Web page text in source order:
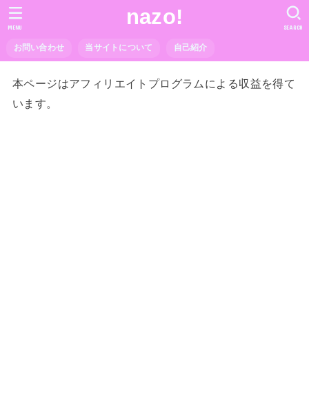
nazo!
お問い合わせ 当サイトについて 自己紹介
SEARCH
MENU
本ページはアフィリエイトプログラムによる収益を得て
います。